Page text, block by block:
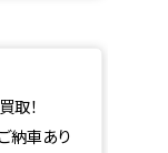
取！
納車あり